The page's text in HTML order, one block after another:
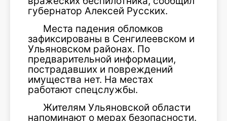
губернатор Алексей Русских.
Места падения обломков
зафиксированы в Сенгилеевском и
Ульяновском районах. По
предварительной информации,
пострадавших и повреждений
имущества нет. На местах
работают спецслужбы.
Жителям Ульяновской области
напоминают о мерах безопасности.